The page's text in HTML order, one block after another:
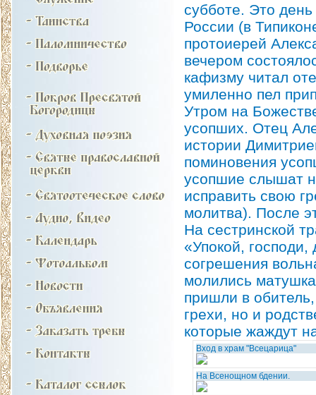
субботе. Это
России (в
протоиерей
вечером
кафизму читал
умиленно пел
Утром на
усопших. Отец
истории
поминовения
усопшие слышат
исправить свою
молитва). После
На сестринской
«Упокой,
согрешения
молились
пришли в
грехи, но и
которые жаждут
Вход в храм "Всецарица"
На Всенощном бдении.